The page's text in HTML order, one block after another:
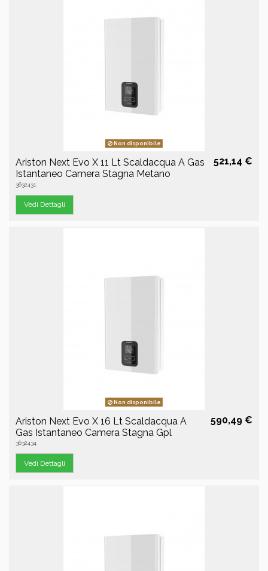
Non disponibile
Ariston Next Evo X 11 Lt Scaldacqua A Gas
Istantaneo Camera Stagna Metano
3632431
521,14 €
Vedi Dettagli
Non disponibile
Ariston Next Evo X 16 Lt Scaldacqua A
Gas Istantaneo Camera Stagna Gpl
3632434
590,49 €
Vedi Dettagli